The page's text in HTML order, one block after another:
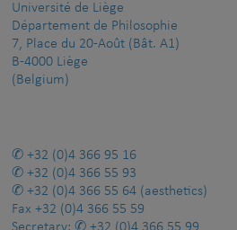
Université de Liège
Département de Philosophie
7, Place du 20-Août (Bât. A1)
B-4000 Liège
(Belgium)
+32 (0)4 366 95 16
+32 (0)4 366 55 93
+32 (0)4 366 55 64 (aesthetics)
Fax +32 (0)4 366 55 59